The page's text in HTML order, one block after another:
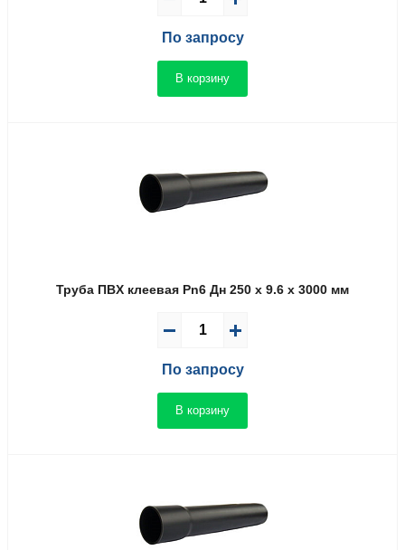
По запросу
В корзину
Труба ПВX клеевая Pn6 Дн 250 x 9.6 x 3000 мм
По запросу
В корзину